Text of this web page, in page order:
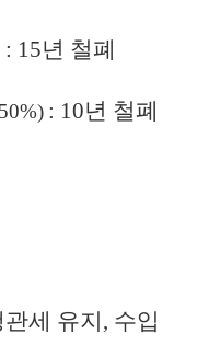
: 15년 철폐
: 10년 철폐
세 유지, 수입